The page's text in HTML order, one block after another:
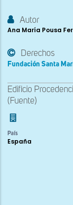
Autor
Ana María Pousa
Derechos
Fundación Santa
Edificio
(Fuente)
País
España